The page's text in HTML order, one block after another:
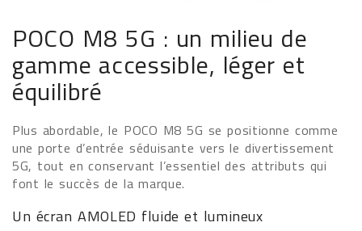
POCO M8 5G : un milieu de
gamme accessible, léger et
équilibré
Plus abordable, le POCO M8 5G se positionne comme
une porte d’entrée séduisante vers le divertissement
5G, tout en conservant l’essentiel des attributs qui
font le succès de la marque.
Un écran AMOLED fluide et lumineux